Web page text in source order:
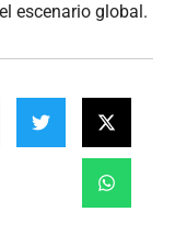
escenario global.